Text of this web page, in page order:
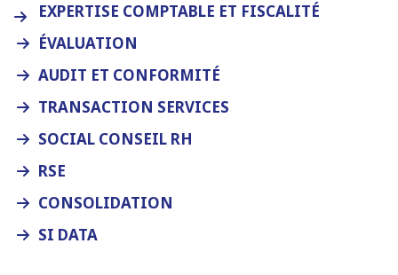
EXPERTISE COMPTABLE ET FISCALITÉ
ÉVALUATION
AUDIT ET CONFORMITÉ
TRANSACTION SERVICES
SOCIAL CONSEIL RH
RSE
CONSOLIDATION
SI DATA